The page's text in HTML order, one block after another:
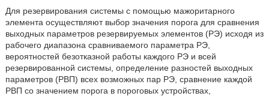
Для резервирования системы с помощью мажоритарного
элемента осуществляют выбор значения порога для сравнения
выходных параметров резервируемых элементов (РЭ) исходя из
рабочего диапазона сравниваемого параметра РЭ,
вероятностей безотказной работы каждого РЭ и всей
резервированной системы, определение разностей выходных
параметров (РВП) всех возможных пар РЭ, сравнение каждой
РВП со значением порога в пороговых устройствах,